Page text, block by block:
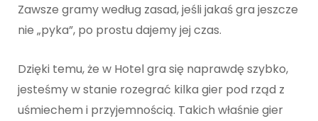
Zawsze gramy według zasad, jeśli jakaś gra jeszcze
nie „pyka”, po prostu dajemy jej czas.
Dzięki temu, że w Hotel gra się naprawdę szybko,
jesteśmy w stanie rozegrać kilka gier pod rząd z
uśmiechem i przyjemnością. Takich właśnie gier